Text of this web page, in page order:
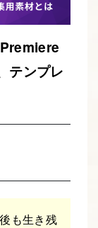
テンプレ
も生き残